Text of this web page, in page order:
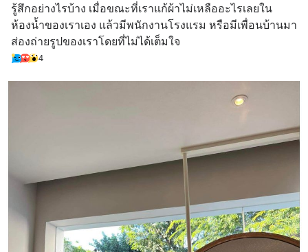
รู้สึกอย่างไรบ้าง เมื่อขณะที่เราแก้ผ้าไม่เหลืออะไรเลยใน
ห้องน้ำของเราเอง แล้วมีพนักงานโรงแรม หรือมีเพื่อนบ้านมา
ส่องถ่ายรูปของเราโดยที่ไม่ได้เต็มใจ
4